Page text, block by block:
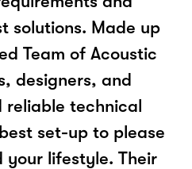
solutions. Made up
Team of Acoustic
designers, and
technical
set-up to please
your lifestyle. Their